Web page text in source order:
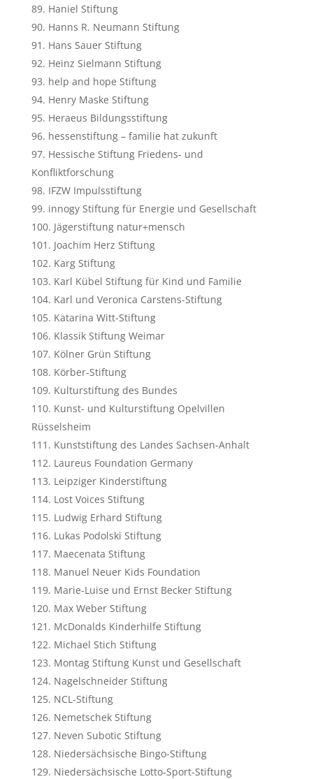
Haniel Stiftung
Hanns R. Neumann Stiftung
Hans Sauer Stiftung
Heinz Sielmann Stiftung
help and hope Stiftung
Henry Maske Stiftung
Heraeus Bildungsstiftung
hessenstiftung – familie hat zukunft
Hessische Stiftung Friedens- und
Konfliktforschung
IFZW Impulsstiftung
innogy Stiftung für Energie und Gesellschaft
Jägerstiftung natur+mensch
Joachim Herz Stiftung
Karg Stiftung
Karl Kübel Stiftung für Kind und Familie
Karl und Veronica Carstens-Stiftung
Katarina Witt-Stiftung
Klassik Stiftung Weimar
Kölner Grün Stiftung
Körber-Stiftung
Kulturstiftung des Bundes
Kunst- und Kulturstiftung Opelvillen
Rüsselsheim
Kunststiftung des Landes Sachsen-Anhalt
Laureus Foundation Germany
Leipziger Kinderstiftung
Lost Voices Stiftung
Ludwig Erhard Stiftung
Lukas Podolski Stiftung
Maecenata Stiftung
Manuel Neuer Kids Foundation
Marie-Luise und Ernst Becker Stiftung
Max Weber Stiftung
McDonalds Kinderhilfe Stiftung
Michael Stich Stiftung
Montag Stiftung Kunst und Gesellschaft
Nagelschneider Stiftung
NCL-Stiftung
Nemetschek Stiftung
Neven Subotic Stiftung
Niedersächsische Bingo-Stiftung
Niedersächsische Lotto-Sport-Stiftung